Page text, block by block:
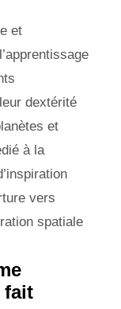
et
dextérité
et
à la
vers
spatiale
fait